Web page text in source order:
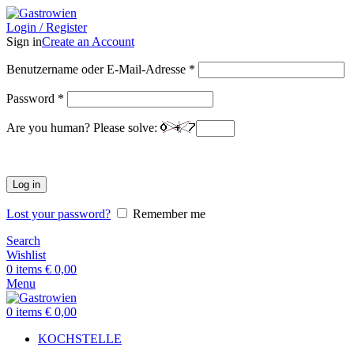
Login / Register
Sign inCreate an Account
Benutzername oder E-Mail-Adresse *
Password *
Are you human? Please solve:
Log in
Lost your password?
Remember me
Search
Wishlist
0 items € 0,00
Menu
0 items € 0,00
KOCHSTELLE